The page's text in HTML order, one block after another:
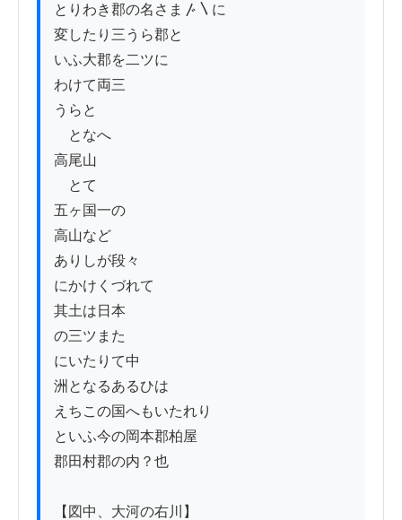
とりわき郡の名さま〴〵に
変したり三うら郡と
いふ大郡を二ツに
わけて両三
うらと
となへ
高尾山
とて
五ヶ国一の
高山など
ありしが段々
にかけくづれて
其土は日本
の三ツまた
にいたりて中
洲となるあるひは
えちこの国へもいたれり
といふ今の岡本郡柏屋
郡田村郡の内？也
【図中、大河の右川】